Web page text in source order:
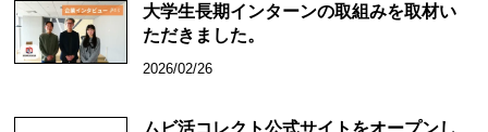
大学生長期インターンの取組みを取材い
ただきました。
2026/02/26
ムビ活コレクト公式サイトをオープンし